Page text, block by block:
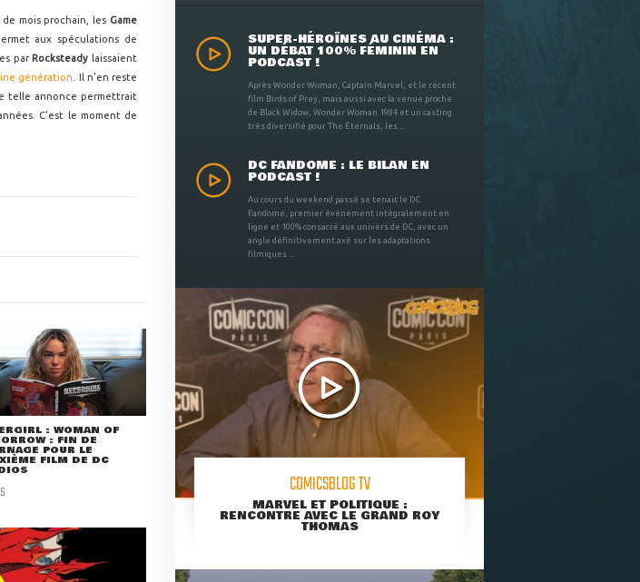
mois prochain, les Game
aux spéculations de
par Rocksteady laissaient
génération
. Il n'en reste
telle annonce permettrait
C'est le moment de
: WOMAN OF
: FIN DE
POUR LE
FILM DE DC
SUPER-HÉROÏNES AU CINÉMA :
UN DÉBAT 100% FÉMININ EN
PODCAST !
Après Wonder Woman, Captain Marvel, et le récent
film Birds of Prey, mais aussi avec la venue proche
de Black Widow, Wonder Woman 1984 et un casting
très diversifié pour The Eternals, les ...
DC FANDOME : LE BILAN EN
PODCAST !
Au cours du weekend passé se tenait le DC
Fandome, premier évènement intégralement en
ligne et 100% consacré aux univers de DC, avec un
angle définitivement axé sur les adaptations
filmiques ...
COMICSBLOG TV
MARVEL ET POLITIQUE :
RENCONTRE AVEC LE GRAND ROY
THOMAS